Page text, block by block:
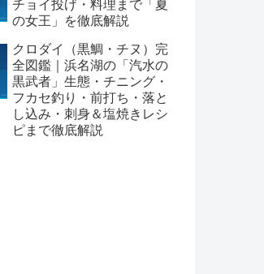
チョイ投げ・料理まで「夏
の女王」を徹底解説
クロダイ（黒鯛・チヌ）完
全図鑑｜浜名湖の「汽水の
黒武者」生態・チニング・
フカセ釣り・前打ち・落と
し込み・刺身＆塩焼きレシ
ピまで徹底解説